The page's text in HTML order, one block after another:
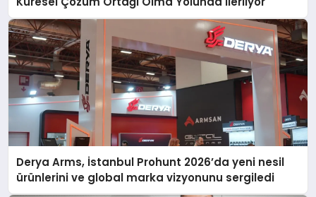
Derya Arms, İstanbul Prohunt 2026’da yeni nesil
ürünlerini ve global marka vizyonunu sergiledi